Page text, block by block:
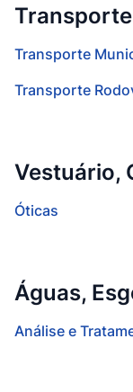
Transporte
Transporte
Vestuário,
Óticas
Águas,
Análise e